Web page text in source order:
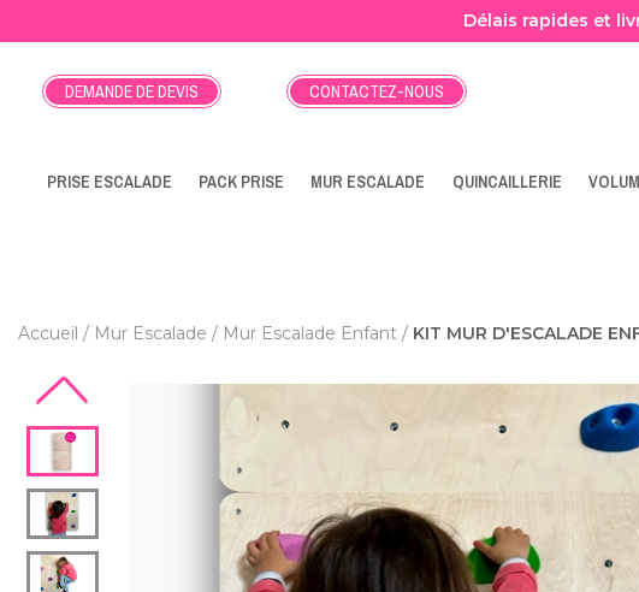
Délais rapides et
DEMANDE DE DEVIS CONTACTEZ-NOUS
PRISE ESCALADE PACK PRISE MUR ESCALADE QUINCAILLERIE
Accueil Mur Escalade Mur Escalade Enfant KIT MUR D'ESCALADE